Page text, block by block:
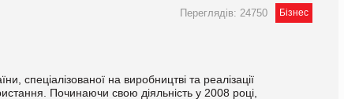
Переглядів: 24750 Бізнес
спеціалізованої на виробництві та реалізації
Починаючи свою діяльність у 2008 році,